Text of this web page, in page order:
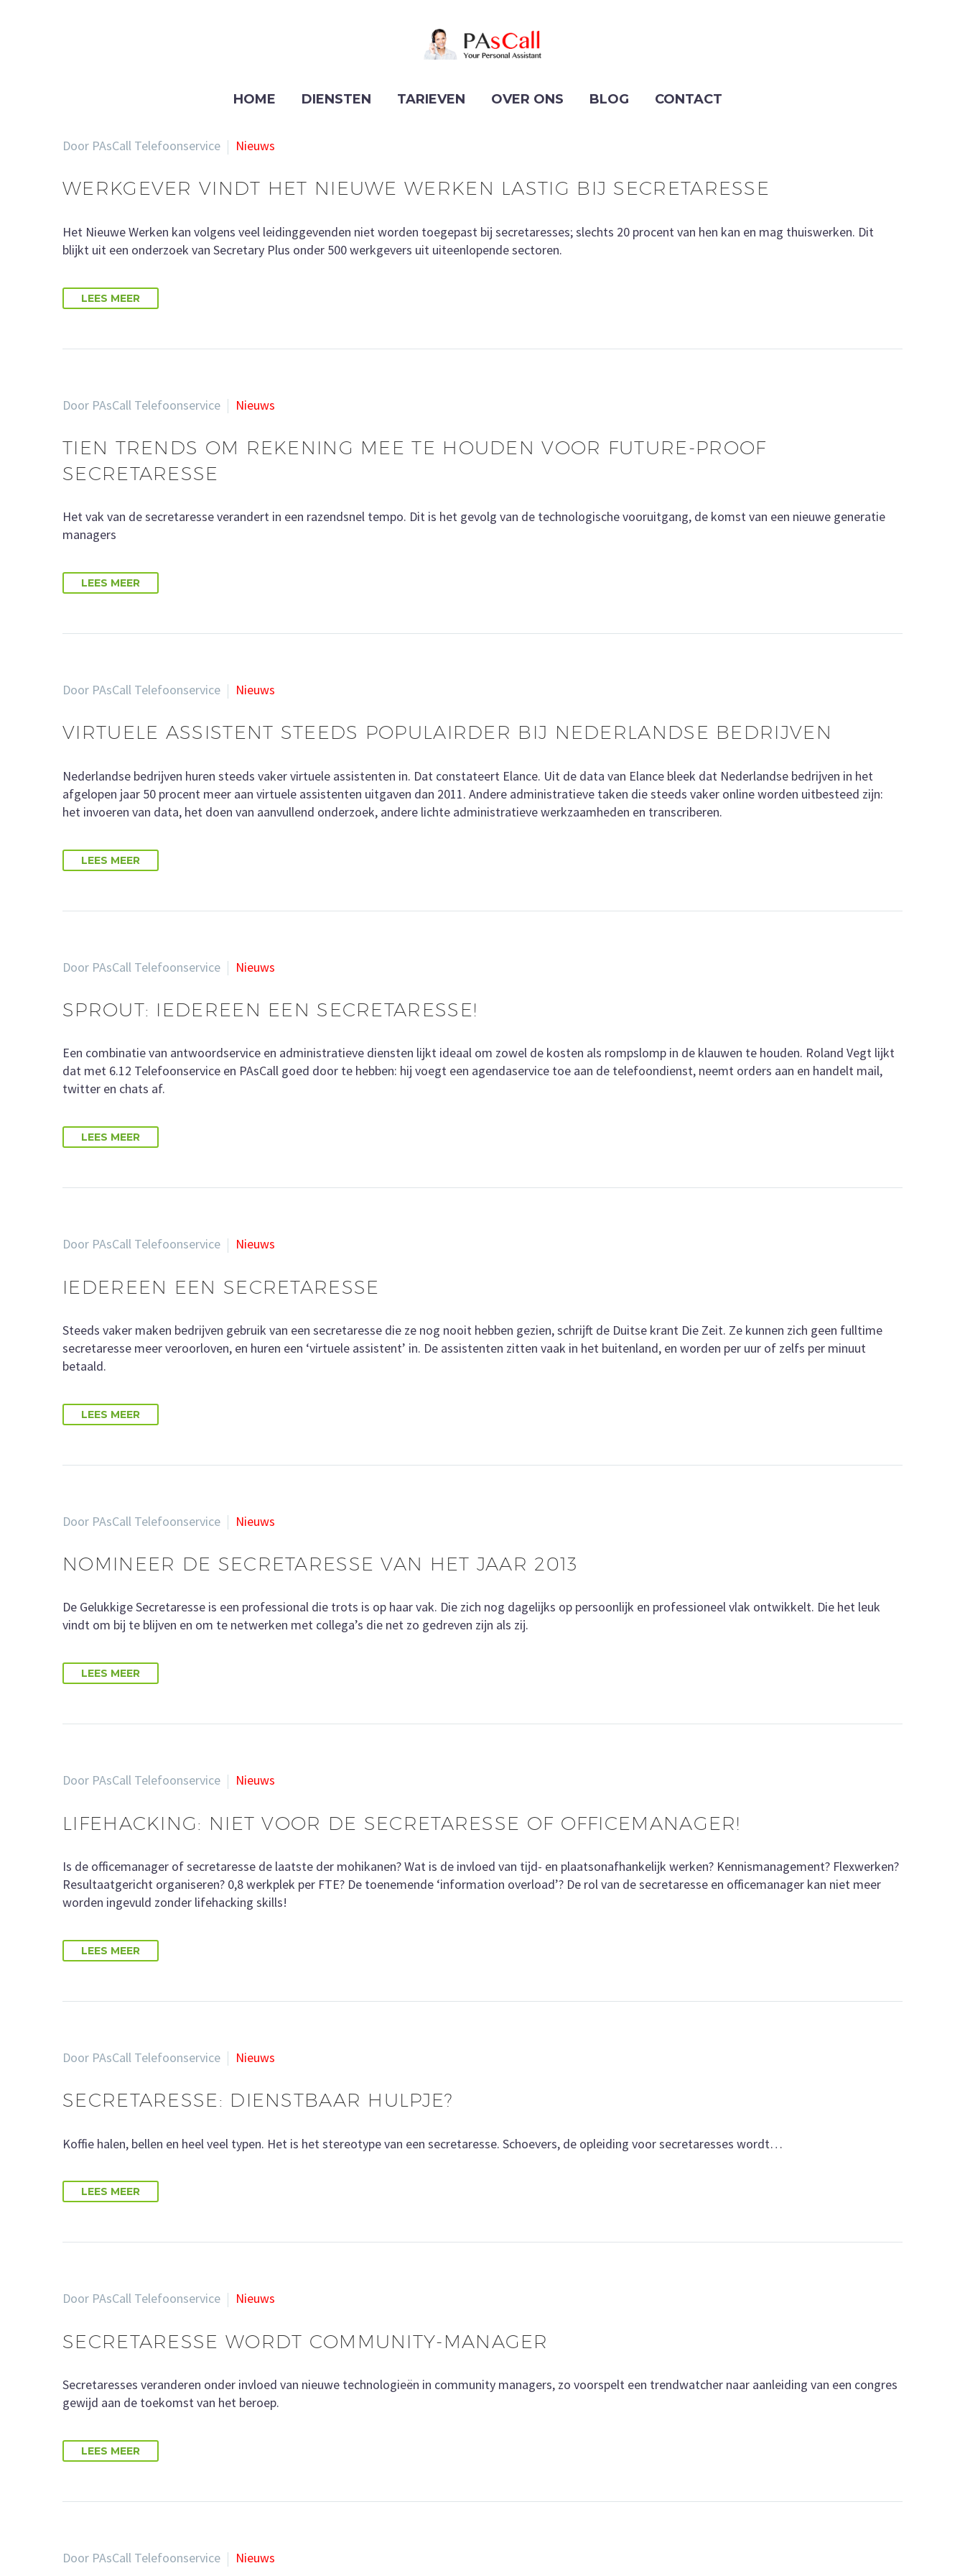
HOME DIENSTEN TARIEVEN OVER ONS BLOG CONTACT
Door PAsCall Telefoonservice Nieuws
WERKGEVER VINDT HET NIEUWE WERKEN LASTIG BIJ SECRETARESSE
Het Nieuwe Werken kan volgens veel leidinggevenden niet worden toegepast bij secretaresses; slechts 20 procent van hen kan en mag thuiswerken. Dit
blijkt uit een onderzoek van Secretary Plus onder 500 werkgevers uit uiteenlopende sectoren.
LEES MEER
Door PAsCall Telefoonservice Nieuws
TIEN TRENDS OM REKENING MEE TE HOUDEN VOOR FUTURE-PROOF
SECRETARESSE
Het vak van de secretaresse verandert in een razendsnel tempo. Dit is het gevolg van de technologische vooruitgang, de komst van een nieuwe generatie
managers
LEES MEER
Door PAsCall Telefoonservice Nieuws
VIRTUELE ASSISTENT STEEDS POPULAIRDER BIJ NEDERLANDSE BEDRIJVEN
Nederlandse bedrijven huren steeds vaker virtuele assistenten in. Dat constateert Elance. Uit de data van Elance bleek dat Nederlandse bedrijven in het
afgelopen jaar 50 procent meer aan virtuele assistenten uitgaven dan 2011. Andere administratieve taken die steeds vaker online worden uitbesteed zijn:
het invoeren van data, het doen van aanvullend onderzoek, andere lichte administratieve werkzaamheden en transcriberen.
LEES MEER
Door PAsCall Telefoonservice Nieuws
SPROUT: IEDEREEN EEN SECRETARESSE!
Een combinatie van antwoordservice en administratieve diensten lijkt ideaal om zowel de kosten als rompslomp in de klauwen te houden. Roland Vegt lijkt
dat met 6.12 Telefoonservice en PAsCall goed door te hebben: hij voegt een agendaservice toe aan de telefoondienst, neemt orders aan en handelt mail,
twitter en chats af.
LEES MEER
Door PAsCall Telefoonservice Nieuws
IEDEREEN EEN SECRETARESSE
Steeds vaker maken bedrijven gebruik van een secretaresse die ze nog nooit hebben gezien, schrijft de Duitse krant Die Zeit. Ze kunnen zich geen fulltime
secretaresse meer veroorloven, en huren een ‘virtuele assistent’ in. De assistenten zitten vaak in het buitenland, en worden per uur of zelfs per minuut
betaald.
LEES MEER
Door PAsCall Telefoonservice Nieuws
NOMINEER DE SECRETARESSE VAN HET JAAR 2013
De Gelukkige Secretaresse is een professional die trots is op haar vak. Die zich nog dagelijks op persoonlijk en professioneel vlak ontwikkelt. Die het leuk
vindt om bij te blijven en om te netwerken met collega’s die net zo gedreven zijn als zij.
LEES MEER
Door PAsCall Telefoonservice Nieuws
LIFEHACKING: NIET VOOR DE SECRETARESSE OF OFFICEMANAGER!
Is de officemanager of secretaresse de laatste der mohikanen? Wat is de invloed van tijd- en plaatsonafhankelijk werken? Kennismanagement? Flexwerken?
Resultaatgericht organiseren? 0,8 werkplek per FTE? De toenemende ‘information overload’? De rol van de secretaresse en officemanager kan niet meer
worden ingevuld zonder lifehacking skills!
LEES MEER
Door PAsCall Telefoonservice Nieuws
SECRETARESSE: DIENSTBAAR HULPJE?
Koffie halen, bellen en heel veel typen. Het is het stereotype van een secretaresse. Schoevers, de opleiding voor secretaresses wordt…
LEES MEER
Door PAsCall Telefoonservice Nieuws
SECRETARESSE WORDT COMMUNITY-MANAGER
Secretaresses veranderen onder invloed van nieuwe technologieën in community managers, zo voorspelt een trendwatcher naar aanleiding van een congres
gewijd aan de toekomst van het beroep.
LEES MEER
Door PAsCall Telefoonservice Nieuws